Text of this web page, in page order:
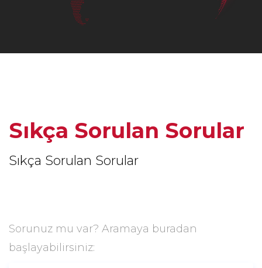
Sıkça Sorulan Sorular
Sıkça Sorulan Sorular
Sorunuz mu var? Aramaya buradan
başlayabilirsiniz: